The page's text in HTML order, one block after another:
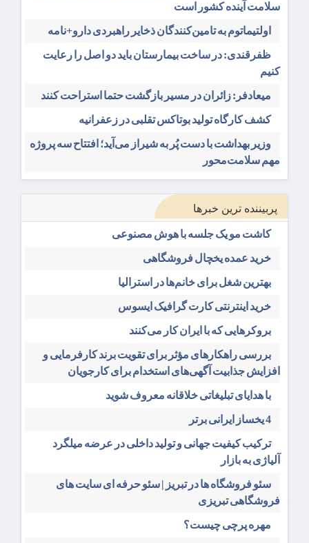
سلامت آینده کشور است
اولتیماتوم به تامین‌کنندگان ذخایر راهبردی دارو+نامه
ظفرقندی: در ساخت بیمارستان باید دو اصل را رعایت
کنیم
میعادفر: زائران در مسیر بازگشت حتما استراحت کنند
کشف کارگاه تولید بوتاکس تقلبی در زعفرانیه
وزیر بهداشت با دست پُر به شیراز می‌آید؛ افتتاح سه پروژه
مهم سلامت‌محور
پربیننده ترین خبرها
کاشت مو یک جلسه با هوش مصنوعی
خرید عمده یخچال فروشگاهی
بهترین شغل برای خانم‌ها در استرالیا
خرید اینترنتی کارت گرافیک ایسوس
بروکرهایی‌ که با ایران کار می‌کنند
بررسی راهکارهای مؤثر برای تقویت برند کارفرمایی و
افزایش جذابیت آگهی‌های استخدام برای کارجویان
با هدایای تبلیغاتی خلاقانه معروف شوید
4 یخساز ایرانی برتر
ترکیب کیفیت جهانی و تولید داخلی در عرضه میلگرد
آلیاژی به بازار
سئو فروشگاه‌ ها در تبریز | سئو حرفه ای سایت های
فروشگاهی تبریزی
مهره پرچی چیست؟